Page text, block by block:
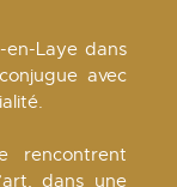
en-Laye dans
avec
rencontrent
dans une